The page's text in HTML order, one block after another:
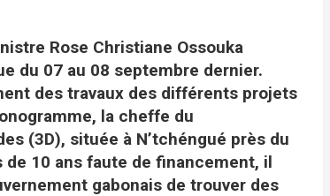
Rose Christiane Ossouka
du 07 au 08 septembre dernier.
des travaux des différents projets
la cheffe du
(3D), située à N’tchéngué près du
de 10 ans faute de financement, il
gabonais de trouver des